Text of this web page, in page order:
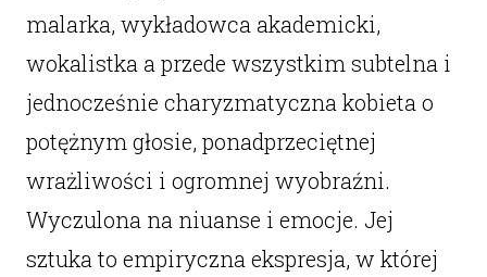
malarka, wykładowca akademicki,
wokalistka a przede wszystkim subtelna i
jednocześnie charyzmatyczna kobieta o
potężnym głosie, ponadprzeciętnej
wrażliwości i ogromnej wyobraźni.
Wyczulona na niuanse i emocje. Jej
sztuka to empiryczna ekspresja, w której